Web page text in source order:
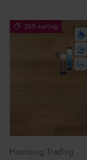
26% korting
Homburg Trading